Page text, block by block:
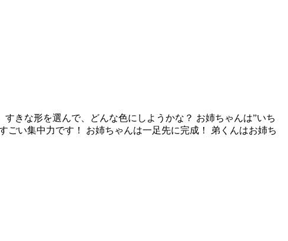
きな形を選んで、どんな色にしようかな？ お姉ちゃんは”いち
ごい集中力です！ お姉ちゃんは一足先に完成！ 弟くんはお姉ち